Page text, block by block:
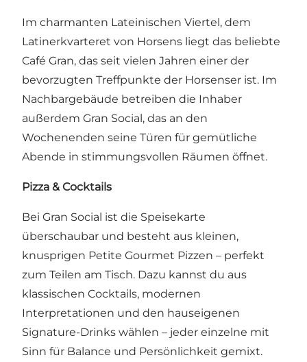
Im charmanten Lateinischen Viertel, dem
Latinerkvarteret von Horsens liegt das beliebte
Café Gran, das seit vielen Jahren einer der
bevorzugten Treffpunkte der Horsenser ist. Im
Nachbargebäude betreiben die Inhaber
außerdem Gran Social, das an den
Wochenenden seine Türen für gemütliche
Abende in stimmungsvollen Räumen öffnet.
Pizza & Cocktails
Bei Gran Social ist die Speisekarte
überschaubar und besteht aus kleinen,
knusprigen Petite Gourmet Pizzen – perfekt
zum Teilen am Tisch. Dazu kannst du aus
klassischen Cocktails, modernen
Interpretationen und den hauseigenen
Signature-Drinks wählen – jeder einzelne mit
Sinn für Balance und Persönlichkeit gemixt.